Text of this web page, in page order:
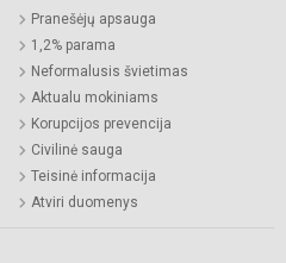
Pranešėjų apsauga
1,2% parama
Neformalusis švietimas
Aktualu mokiniams
Korupcijos prevencija
Civilinė sauga
Teisinė informacija
Atviri duomenys